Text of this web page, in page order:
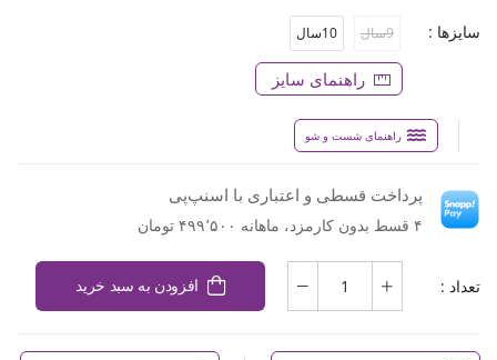
سایزها : 9سال 10سال
راهنمای سایز
راهنمای شست و شو
پرداخت قسطی و اعتباری با اسنپ‌پی
۴ قسط بدون کارمزد، ماهانه ۴۹۹٬۵۰۰ تومان
تعداد : افزودن به سبد خرید